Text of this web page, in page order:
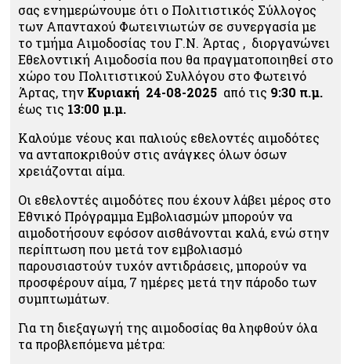
σας ενημερώνουμε ότι ο Πολιτιστικός Σύλλογος
των Απανταχού Φωτεινιωτών σε συνεργασία με
το τμήμα Αιμοδοσίας του Γ.Ν. Άρτας , διοργανώνει
Εθελοντική Αιμοδοσία που θα πραγματοποιηθεί στο
χώρο του Πολιτιστικού Συλλόγου στο Φωτεινό
Άρτας, την Κυριακή 24-08-2025 από τις 9:30 π.μ.
έως τις 13:00 μ.μ.
Καλούμε νέους και παλιούς εθελοντές αιμοδότες
να ανταποκριθούν στις ανάγκες όλων όσων
χρειάζονται αίμα.
Οι εθελοντές αιμοδότες που έχουν λάβει μέρος στο
Εθνικό Πρόγραμμα Εμβολιασμών μπορούν να
αιμοδοτήσουν εφόσον αισθάνονται καλά, ενώ στην
περίπτωση που μετά τον εμβολιασμό
παρουσιαστούν τυχόν αντιδράσεις, μπορούν να
προσφέρουν αίμα, 7 ημέρες μετά την πάροδο των
συμπτωμάτων.
Για τη διεξαγωγή της αιμοδοσίας θα ληφθούν όλα
τα προβλεπόμενα μέτρα: